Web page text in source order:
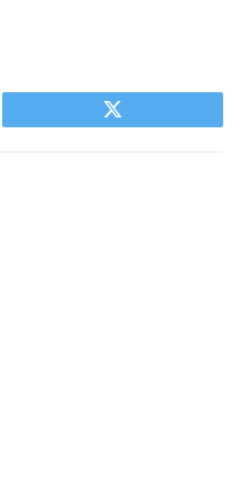
Twitter